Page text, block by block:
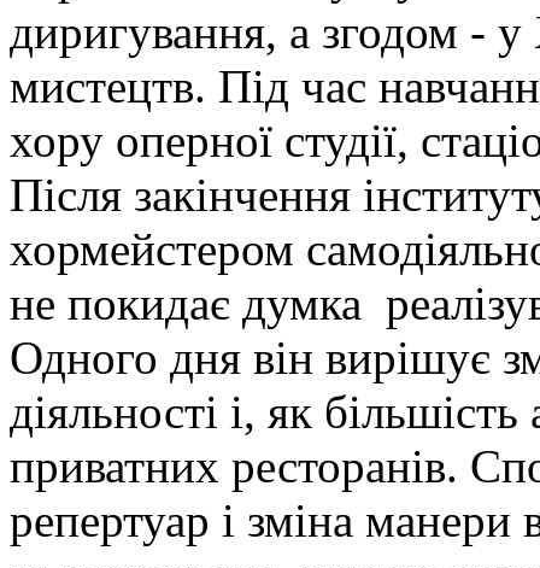
диригування, а згодом - у
мистецтв. Під час
хору оперної студії,
Після закінчення
хормейстером
не покидає думка
Одного дня він вирішує
діяльності і, як
приватних ресторанів.
репертуар і зміна манери